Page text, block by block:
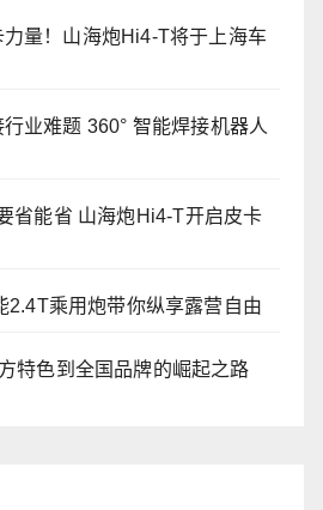
量！山海炮Hi4-T将于上海车
业难题 360° 智能焊接机器人
省能省 山海炮Hi4-T开启皮卡
2.4T乘用炮带你纵享露营自由
特色到全国品牌的崛起之路